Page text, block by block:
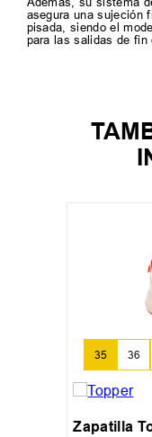
asegura una sujeción
pisada, siendo el
para las salidas de fin
35 36
Zapatilla